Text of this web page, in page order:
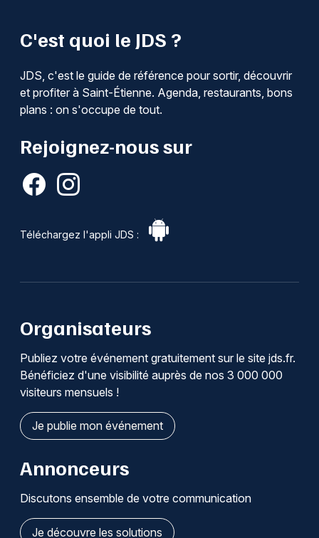
C'est quoi le JDS ?
JDS, c'est le guide de référence pour sortir, découvrir
et profiter à Saint-Étienne. Agenda, restaurants, bons
plans : on s'occupe de tout.
Rejoignez-nous sur
Téléchargez l'appli JDS :
Organisateurs
Publiez votre événement gratuitement sur le site jds.fr.
Bénéficiez d'une visibilité auprès de nos 3 000 000
visiteurs mensuels !
Je publie mon événement
Annonceurs
Discutons ensemble de votre communication
Je découvre les solutions